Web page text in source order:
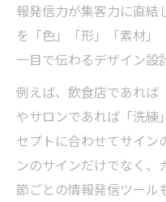
報発信力が集客力に直結
を「色」「形」「素材」
一目で伝わるデザイン設
例えば、飲食店であれば
やサロンであれば「洗練
セプトに合わせてサイン
ンのサインだけでなく、
節ごとの情報発信ツール